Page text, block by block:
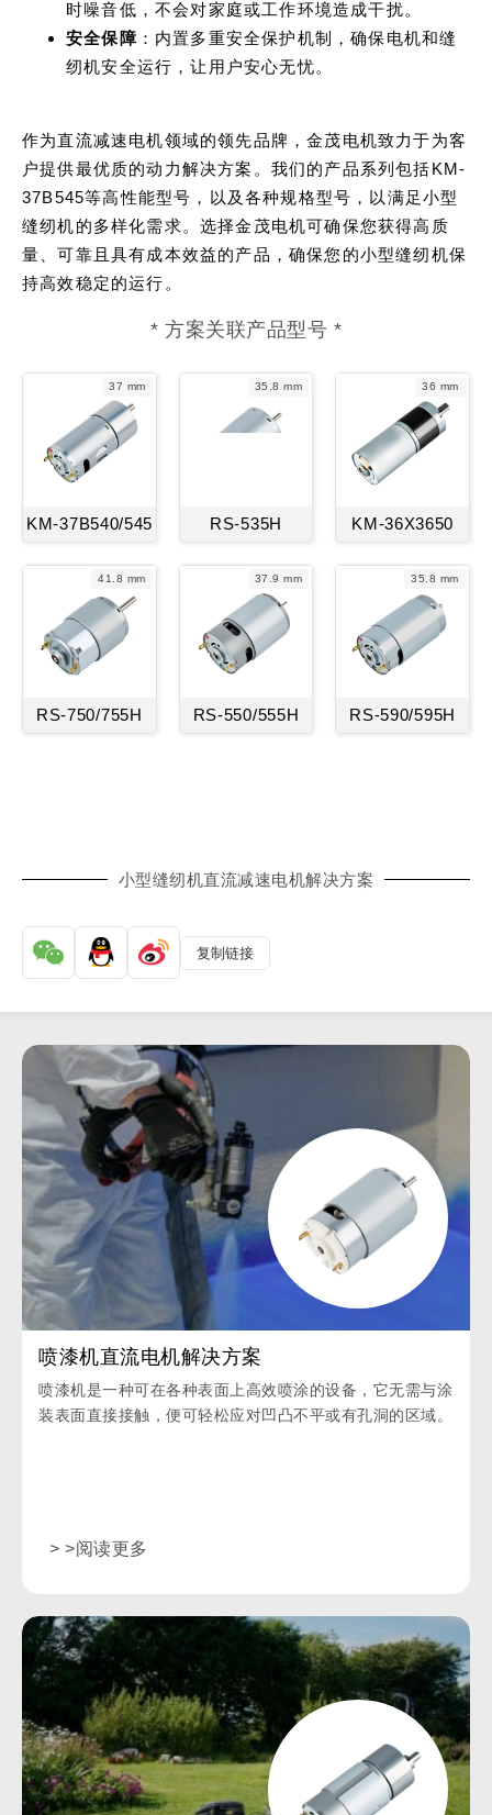
时噪音低，不会对家庭或工作环境造成干扰。
安全保障：内置多重安全保护机制，确保电机和缝
纫机安全运行，让用户安心无忧。
作为直流减速电机领域的领先品牌，金茂电机致力于为客
户提供最优质的动力解决方案。我们的产品系列包括KM-
37B545等高性能型号，以及各种规格型号，以满足小型
缝纫机的多样化需求。选择金茂电机可确保您获得高质
量、可靠且具有成本效益的产品，确保您的小型缝纫机保
持高效稳定的运行。
* 方案关联产品型号 *
37 mm
KM-37B540/545
35.8 mm
RS-535H
36 mm
KM-36X3650
41.8 mm
RS-750/755H
37.9 mm
RS-550/555H
35.8 mm
RS-590/595H
小型缝纫机直流减速电机解决方案
复制链接
喷漆机直流电机解决方案
喷漆机是一种可在各种表面上高效喷涂的设备，它无需与涂
装表面直接接触，便可轻松应对凹凸不平或有孔洞的区域。
> >阅读更多